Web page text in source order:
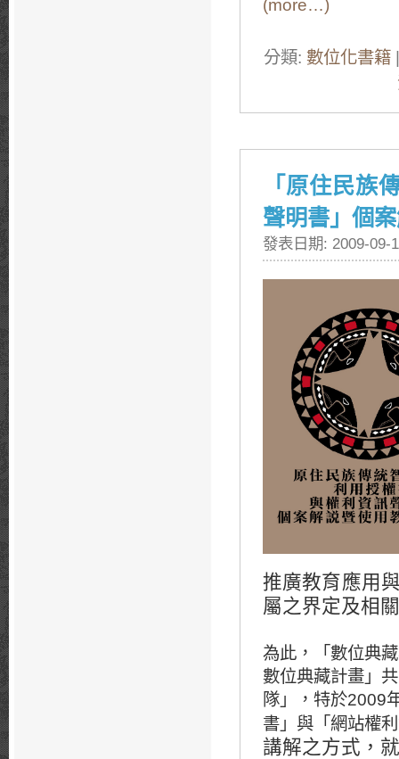
(more…)
分類: 數位化書籍
「原住民族
聲明書」個
發表日期: 2009-09-
推廣教育應用
屬之界定及相
為此，「數位典
數位典藏計畫」
隊」，特於2009
書」與「網站權
講解之方式，